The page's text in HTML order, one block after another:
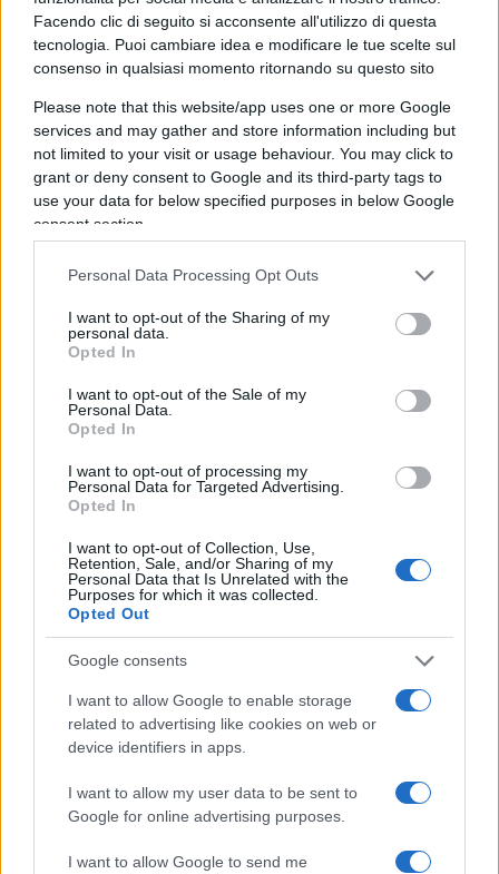
Facendo clic di seguito si acconsente all'utilizzo di questa
tecnologia. Puoi cambiare idea e modificare le tue scelte sul
consenso in qualsiasi momento ritornando su questo sito
Please note that this website/app uses one or more Google
services and may gather and store information including but
not limited to your visit or usage behaviour. You may click to
grant or deny consent to Google and its third-party tags to
use your data for below specified purposes in below Google
consent section.
Personal Data Processing Opt Outs
I want to opt-out of the Sharing of my
personal data.
Opted In
I want to opt-out of the Sale of my
Personal Data.
Opted In
I want to opt-out of processing my
Personal Data for Targeted Advertising.
Opted In
I want to opt-out of Collection, Use,
Retention, Sale, and/or Sharing of my
Personal Data that Is Unrelated with the
Purposes for which it was collected.
Opted Out
Google consents
I want to allow Google to enable storage
related to advertising like cookies on web or
device identifiers in apps.
I want to allow my user data to be sent to
Google for online advertising purposes.
I want to allow Google to send me
sviluppo, sempre con un occhio attento al
mercato e dunque alla competitività. In questo
senso, è importante accompagnare i clienti
affinché non percepiscano la transizione
energetica come un ostacolo (o peggio come
un’imposizione), ma come un’opportunità.
“La transizione energetica secondo me deve
quando vengono da noi cercanorisparmio e
competitività
supporto per le loro scelte. Quindi, quando
vogliono fare un passo, hanno bisogno di un
facciamo, offrendo soluzioni integrate di energia,
gas e anche fibra, con soluzioni di efficienza
energetica, generazione da fonti rinnovabili e
storage”, ha raccontato Gostinelli ai nostri
microfoni.
Sempre secondo un principio di pragmatismo, la
manager ha evidenziato come l’approccio migliore
al cambiamento sia quello del mix energetico. “Mi
sembra che tutti i sistemi energetici si stiano
bilanciando su unmix tecnologico. Chiaramente
le fonti rinnovabili saranno sempre più presenti
nei nostri sistemi, sia a livello centralizzato che a